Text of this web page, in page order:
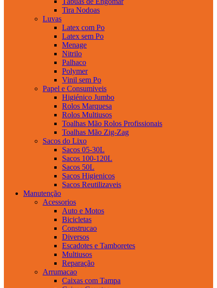
Tira Nodoas
Luvas
Latex com Po
Latex sem Po
Menage
Nitrilo
Palhaco
Polymer
Vinil sem Po
Papel e Consumiveis
Higiénico Jumbo
Rolos Marquesa
Rolos Multiusos
Toalhas Mão Rolos Profissionais
Toalhas Mão Zig-Zag
Sacos do Lixo
Sacos 05-30L
Sacos 100-120L
Sacos 50L
Sacos Higienicos
Sacos Reutilizaveis
Manutenção
Acessorios
Auto e Motos
Bicicletas
Construcao
Diversos
Escadotes e Tamboretes
Multiusos
Reparação
Arrumacao
Caixas com Tampa